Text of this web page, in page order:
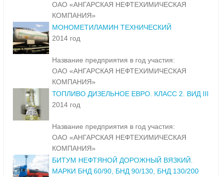
ОАО «АНГАРСКАЯ НЕФТЕХИМИЧЕСКАЯ
КОМПАНИЯ»
МОНОМЕТИЛАМИН ТЕХНИЧЕСКИЙ
2014 год
Название предприятия в год участия:
ОАО «АНГАРСКАЯ НЕФТЕХИМИЧЕСКАЯ
КОМПАНИЯ»
ТОПЛИВО ДИЗЕЛЬНОЕ ЕВРО. КЛАСС 2. ВИД III
2014 год
Название предприятия в год участия:
ОАО «АНГАРСКАЯ НЕФТЕХИМИЧЕСКАЯ
КОМПАНИЯ»
БИТУМ НЕФТЯНОЙ ДОРОЖНЫЙ ВЯЗКИЙ.
МАРКИ БНД 60/90, БНД 90/130, БНД 130/200